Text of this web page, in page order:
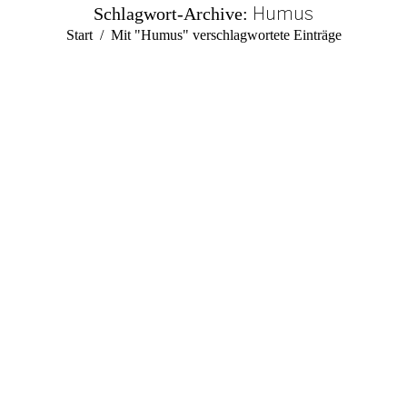
Schlagwort-Archive: Humus
Sie befinden sich hier:
Start Mit "Humus" verschlagwortete Einträge